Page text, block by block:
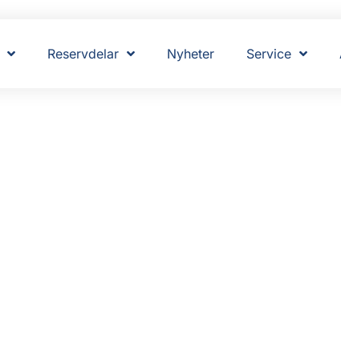
Reservdelar Nyheter Service